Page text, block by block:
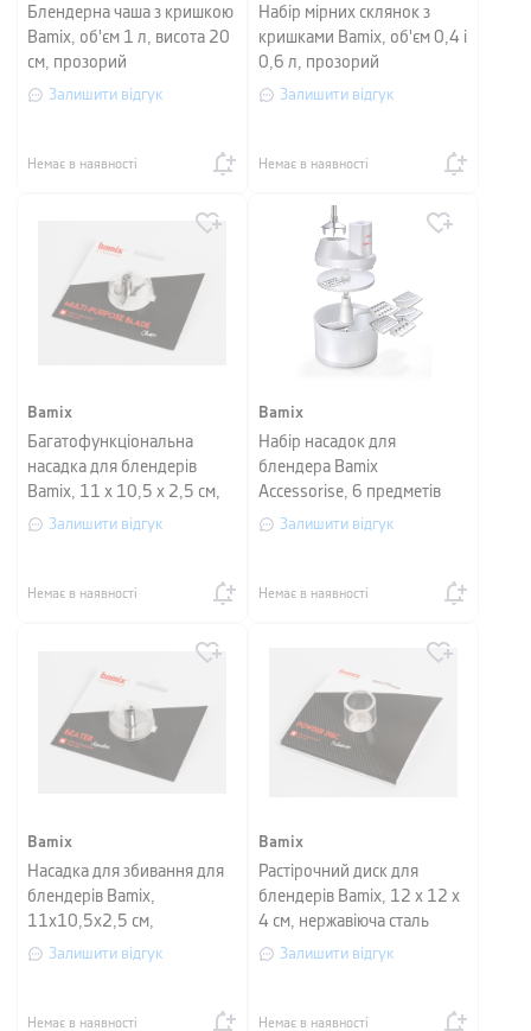
Блендерна чаша з кришкою
Bamix, об'єм 1 л, висота 20
см, прозорий
Залишити відгук
Немає в наявності
Набір мірних склянок з
кришками Bamix, об'єм 0,4 і
0,6 л, прозорий
Залишити відгук
Немає в наявності
Bamix
Багатофункціональна
насадка для блендерів
Bamix, 11 х 10,5 х 2,5 см,
нержавіюча сталь
Залишити відгук
Немає в наявності
Bamix
Набір насадок для
блендера Bamix
Accessorise, 6 предметів
Залишити відгук
Немає в наявності
Bamix
Насадка для збивання для
блендерів Bamix,
11х10,5х2,5 см,
нержавіюча сталь
Залишити відгук
Немає в наявності
Bamix
Растірочний диск для
блендерів Bamix, 12 х 12 х
4 см, нержавіюча сталь
Залишити відгук
Немає в наявності